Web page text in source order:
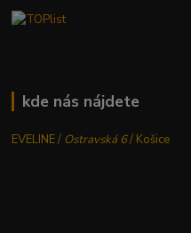
kde nás nájdete
EVELINE / Ostravská 6/ Košice